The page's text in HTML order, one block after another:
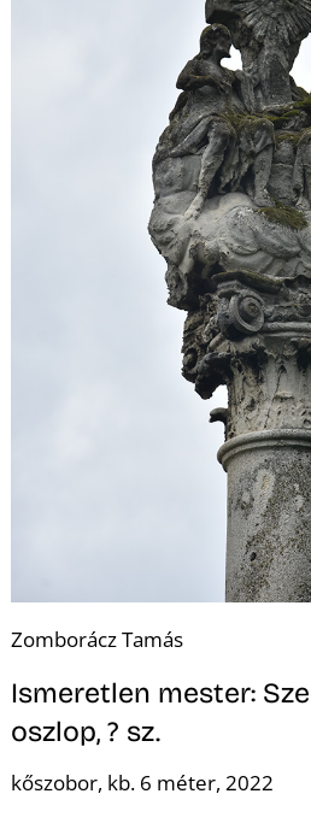
Zomborácz Tamás
Ismeretlen mester:
oszlop, ? sz.
kőszobor, kb. 6 méter, 2022